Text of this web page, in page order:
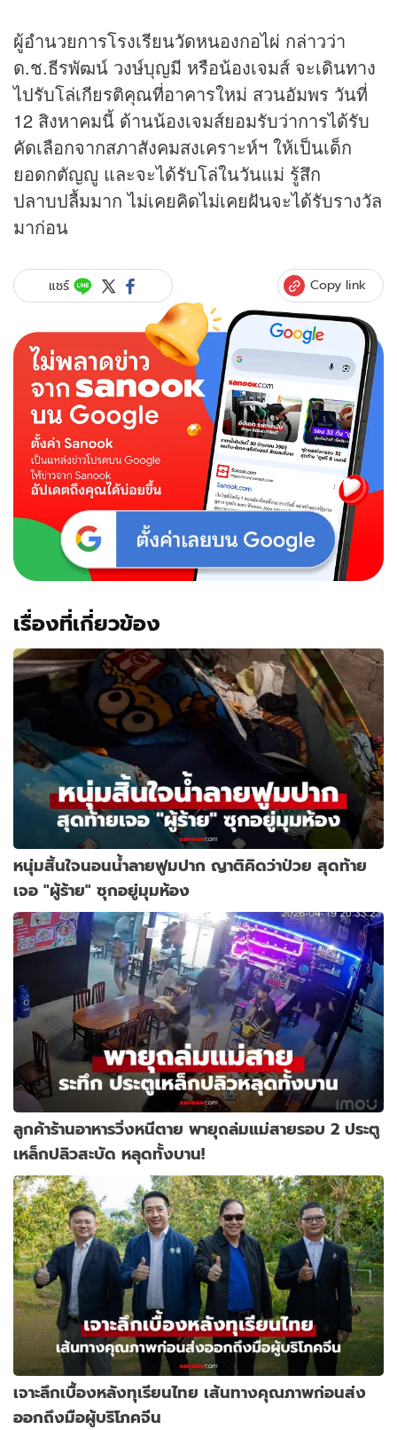
ผู้อำนวยการโรงเรียนวัดหนองกอไผ่ กล่าวว่า
ด.ช.ธีรพัฒน์ วงษ์บุญมี หรือน้องเจมส์ จะเดินทาง
ไปรับโล่เกียรติคุณที่อาคารใหม่ สวนอัมพร วันที่
12 สิงหาคมนี้ ด้านน้องเจมส์ยอมรับว่าการได้รับ
คัดเลือกจากสภาสังคมสงเคราะห์ฯ ให้เป็นเด็ก
ยอดกตัญญู และจะได้รับโล่ในวันแม่ รู้สึก
ปลาบปลื้มมาก ไม่เคยคิดไม่เคยฝันจะได้รับรางวัล
มาก่อน
แชร์ Copy link
เรื่องที่เกี่ยวข้อง
หนุ่มสิ้นใจนอนน้ำลายฟูมปาก ญาติคิดว่าป่วย สุดท้าย
เจอ "ผู้ร้าย" ซุกอยู่มุมห้อง
ลูกค้าร้านอาหารวิ่งหนีตาย พายุถล่มแม่สายรอบ 2 ประตู
เหล็กปลิวสะบัด หลุดทั้งบาน!
เจาะลึกเบื้องหลังทุเรียนไทย เส้นทางคุณภาพก่อนส่ง
ออกถึงมือผู้บริโภคจีน